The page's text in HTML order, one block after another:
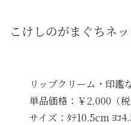
こけしのがまぐちネ
リップクリーム・印鑑
単品価格：￥2,000（税
サイズ：ﾀﾃ10.5cm ﾖｺ